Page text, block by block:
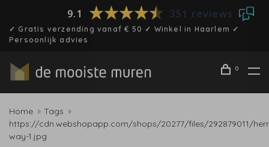
9.1 351 reviews
✓ Gratis verzending vanaf € 50 ✓ Winkel in Haarlem ✓
Persoonlijk advies
0
Home
Tags
https://cdn.webshopapp.com/shops/20277/files/292879011/
way-1.jpg